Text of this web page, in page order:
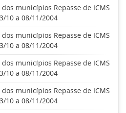
municípios Repasse de ICMS
10 a 08/11/2004
municípios Repasse de ICMS
10 a 08/11/2004
municípios Repasse de ICMS
10 a 08/11/2004
municípios Repasse de ICMS
10 a 08/11/2004